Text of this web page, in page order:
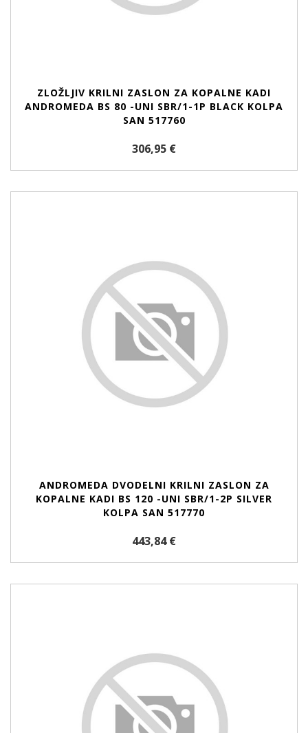
ZLOŽLJIV KRILNI ZASLON ZA KOPALNE KADI
ANDROMEDA BS 80 -UNI SBR/1-1P BLACK KOLPA
SAN 517760
306,95 €
ANDROMEDA DVODELNI KRILNI ZASLON ZA
KOPALNE KADI BS 120 -UNI SBR/1-2P SILVER
KOLPA SAN 517770
443,84 €